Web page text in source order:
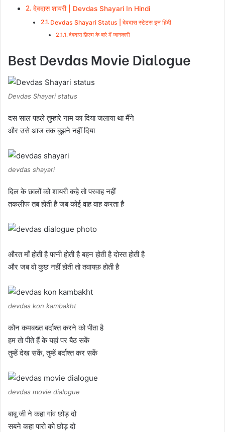
देवदास शायरी | Devdas Shayari In Hindi
Devdas Shayari Status | देवदास स्टेटस इन हिंदी
देवदास फ़िल्म के बारे में जानकारी
Best Devdas Movie Dialogue
Devdas Shayari status
दस साल पहले तुम्हारे नाम का दिया जलाया था मैंने
और उसे आज तक बुझने नहीं दिया
devdas shayari
दिल के छालों को शायरी कहे तो परवाह नहीं
तकलीफ तब होती है जब कोई वाह वाह करता है
औरत माँ होती है पत्नी होती है बहन होती है दोस्त होती है
और जब वो कुछ नहीं होती तो तवायफ़ होती है
devdas kon kambakht
कौन कमबख्त बर्दाश्त करने को पीता है
हम तो पीते हैं के यहां पर बैठ सकें
तुम्हें देख सकें, तुम्हें बर्दाश्त कर सकें
devdas movie dialogue
बाबू जी ने कहा गांव छोड़ दो
सबने कहा पारो को छोड़ दो